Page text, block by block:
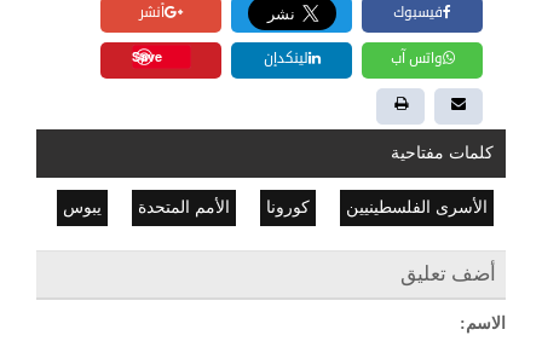
فيسبوك أنشر
واتس آب لينكدإن Save
كلمات مفتاحية
الأسرى الفلسطينيين كورونا الأمم المتحدة يبوس
أضف تعليق
الاسم: